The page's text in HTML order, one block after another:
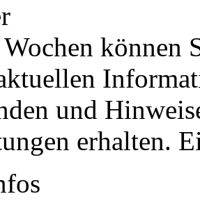
können
und
erhalten.